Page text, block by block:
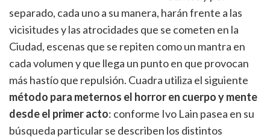
separado, cada uno a su manera, harán frente a las
vicisitudes y las atrocidades que se cometen en la
Ciudad, escenas que se repiten como un mantra en
cada volumen y que llega un punto en que provocan
más hastío que repulsión. Cuadra utiliza el siguiente
método para meternos el horror en cuerpo y mente
desde el primer acto: conforme Ivo Lain pasea en su
búsqueda particular se describen los distintos